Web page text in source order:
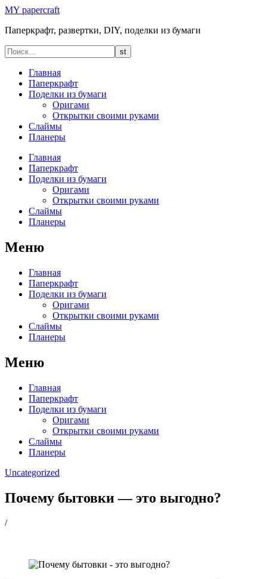
MY papercraft
Паперкрафт, развертки, DIY, поделки из бумаги
Главная
Паперкрафт
Поделки из бумаги
Оригами
Открытки своими руками
Слаймы
Планеры
Главная
Паперкрафт
Поделки из бумаги
Оригами
Открытки своими руками
Слаймы
Планеры
Меню
Главная
Паперкрафт
Поделки из бумаги
Оригами
Открытки своими руками
Слаймы
Планеры
Меню
Главная
Паперкрафт
Поделки из бумаги
Оригами
Открытки своими руками
Слаймы
Планеры
Uncategorized
Почему бытовки — это выгодно?
/